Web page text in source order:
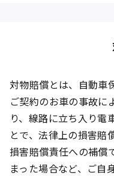
対物賠償とは、自動車
ご契約のお車の事故に
り、線路に立ち入り電
とで、法律上の損害賠
損害賠償責任への補償
まった場合など、ご自